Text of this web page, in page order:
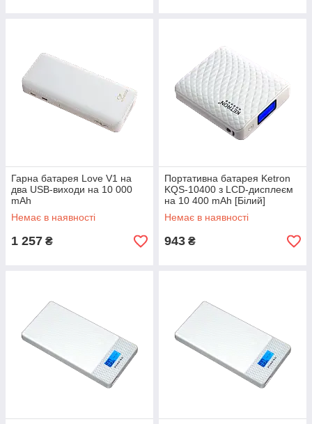
Гарна батарея Love V1 на
два USB-виходи на 10 000
mAh
Немає в наявності
1 257 ₴
Портативна батарея Ketron
KQS-10400 з LCD-дисплеєм
на 10 400 mAh [Білий]
Немає в наявності
943 ₴